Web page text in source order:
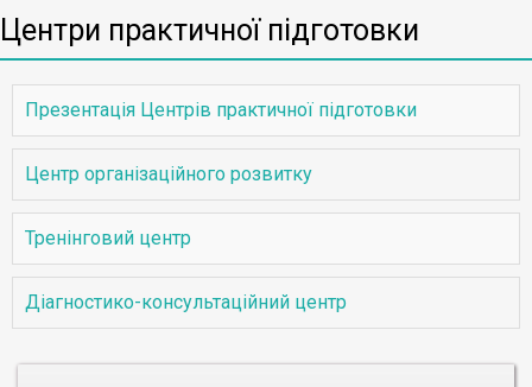
Центри практичної підготовки
Презентація Центрів практичної підготовки
Центр організаційного розвитку
Тренінговий центр
Діагностико-консультаційний центр